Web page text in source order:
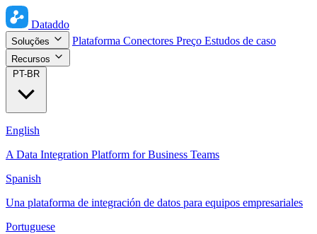
Dataddo
Soluções Plataforma Conectores Preço Estudos de caso
Recursos
PT-BR
English
A Data Integration Platform for Business Teams
Spanish
Una plataforma de integración de datos para equipos empresariales
Portuguese